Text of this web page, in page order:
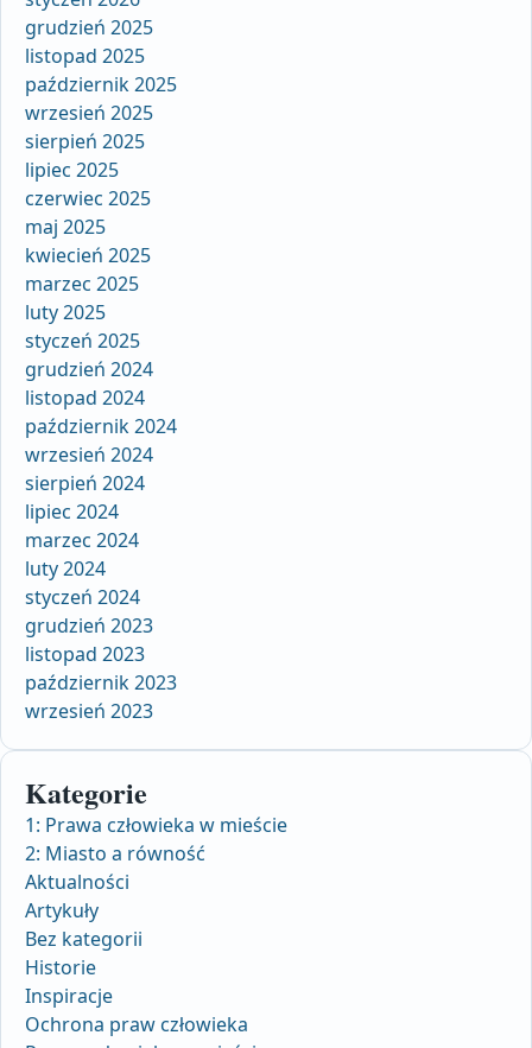
grudzień 2025
listopad 2025
październik 2025
wrzesień 2025
sierpień 2025
lipiec 2025
czerwiec 2025
maj 2025
kwiecień 2025
marzec 2025
luty 2025
styczeń 2025
grudzień 2024
listopad 2024
październik 2024
wrzesień 2024
sierpień 2024
lipiec 2024
marzec 2024
luty 2024
styczeń 2024
grudzień 2023
listopad 2023
październik 2023
wrzesień 2023
Kategorie
1: Prawa człowieka w mieście
2: Miasto a równość
Aktualności
Artykuły
Bez kategorii
Historie
Inspiracje
Ochrona praw człowieka